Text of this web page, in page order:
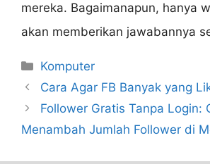
mereka. Bagaimanapun, hanya
akan memberikan jawabannya
Categories
Komputer
Cara Agar FB Banyak yang
Follower Gratis Tanpa Login:
Menambah Jumlah Follower di